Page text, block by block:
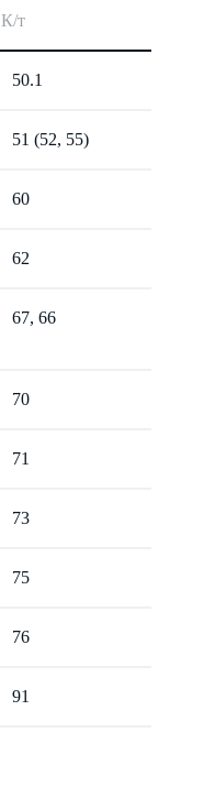
К/т
50.1
51 (52, 55)
60
62
67, 66
70
71
73
75
76
91